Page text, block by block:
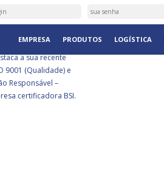
EMPRESA PRODUTOS LOGÍSTICA
É
a sua recente
9001 (Qualidade) e
Responsável –
certificadora BSI.